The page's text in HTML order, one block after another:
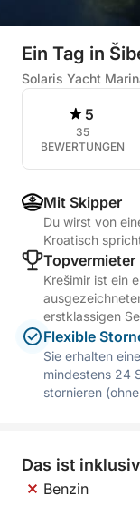
Ein Tag in
Solaris Yacht
5
35
BEWERTUNGEN
Mit Skipper
Du wirst von
Kroatisch
Topvermieter
Krešimir ist ein
erstklassigen
Flexible
Sie erhalten
mindestens 24
stornieren
Das ist
Benzin